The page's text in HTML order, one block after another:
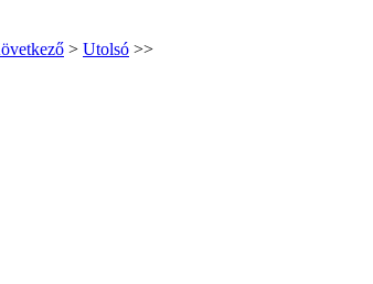
> Utolsó >>